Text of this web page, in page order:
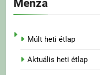
Menza
Múlt heti étlap
Aktuális heti étlap